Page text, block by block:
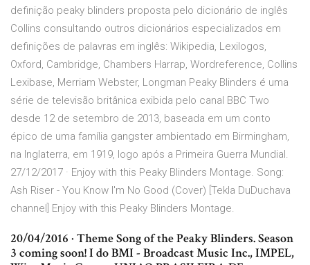
definição peaky blinders proposta pelo dicionário de inglês
Collins consultando outros dicionários especializados em
definições de palavras em inglês: Wikipedia, Lexilogos,
Oxford, Cambridge, Chambers Harrap, Wordreference, Collins
Lexibase, Merriam Webster, Longman Peaky Blinders é uma
série de televisão britânica exibida pelo canal BBC Two
desde 12 de setembro de 2013, baseada em um conto
épico de uma família gangster ambientado em Birmingham,
na Inglaterra, em 1919, logo após a Primeira Guerra Mundial.
27/12/2017 · Enjoy with this Peaky Blinders Montage. Song:
Ash Riser - You Know I'm No Good (Cover) [Tekla DuDuchava
channel] Enjoy with this Peaky Blinders Montage.
20/04/2016 · Theme Song of the Peaky Blinders. Season
3 coming soon! I do BMI - Broadcast Music Inc., IMPEL,